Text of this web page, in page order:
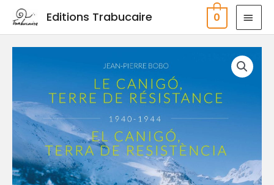
contenu
Editions Trabucaire 0